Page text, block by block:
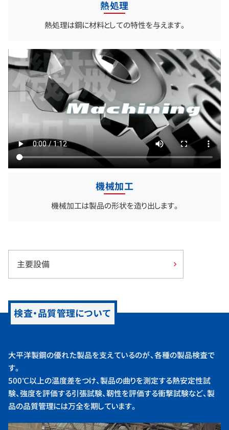
熱処理
熱処理は鋼に材料としての特性を与えます。
機械加工
機械加工は製品の形状を造り出します。
主要設備
検査・品質管理について
大平洋製鋼の優れた製品を支えているのが、各種の製品検査で
す。
500℃以上の温度差をつけ、製品の曲りを測定する熱安定性試
験、強度を評価する引張試験、靭性を評価する衝撃試験など、製
品の品質管理には万全を期しています。